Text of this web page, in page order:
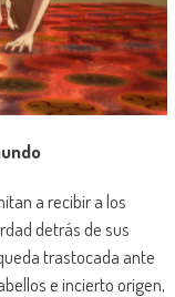
a recibir a los
detrás de sus
trastocada ante
e incierto origen,